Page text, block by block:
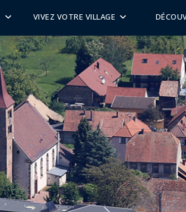
VIVEZ VOTRE VILLAGE